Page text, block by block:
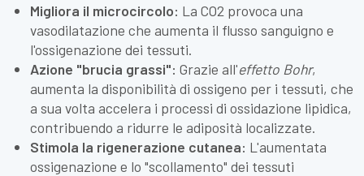
Migliora il microcircolo: La CO2 provoca una
vasodilatazione che aumenta il flusso sanguigno e
l'ossigenazione dei tessuti.
Azione "brucia grassi": Grazie all'effetto Bohr,
aumenta la disponibilità di ossigeno per i tessuti, che
a sua volta accelera i processi di ossidazione lipidica,
contribuendo a ridurre le adiposità localizzate.
Stimola la rigenerazione cutanea: L'aumentata
ossigenazione e lo "scollamento" dei tessuti